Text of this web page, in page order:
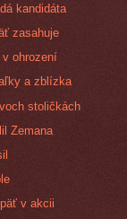
kandidáta
zasahuje
ohrození
a zblízka
stoličkách
Zemana
v akcii